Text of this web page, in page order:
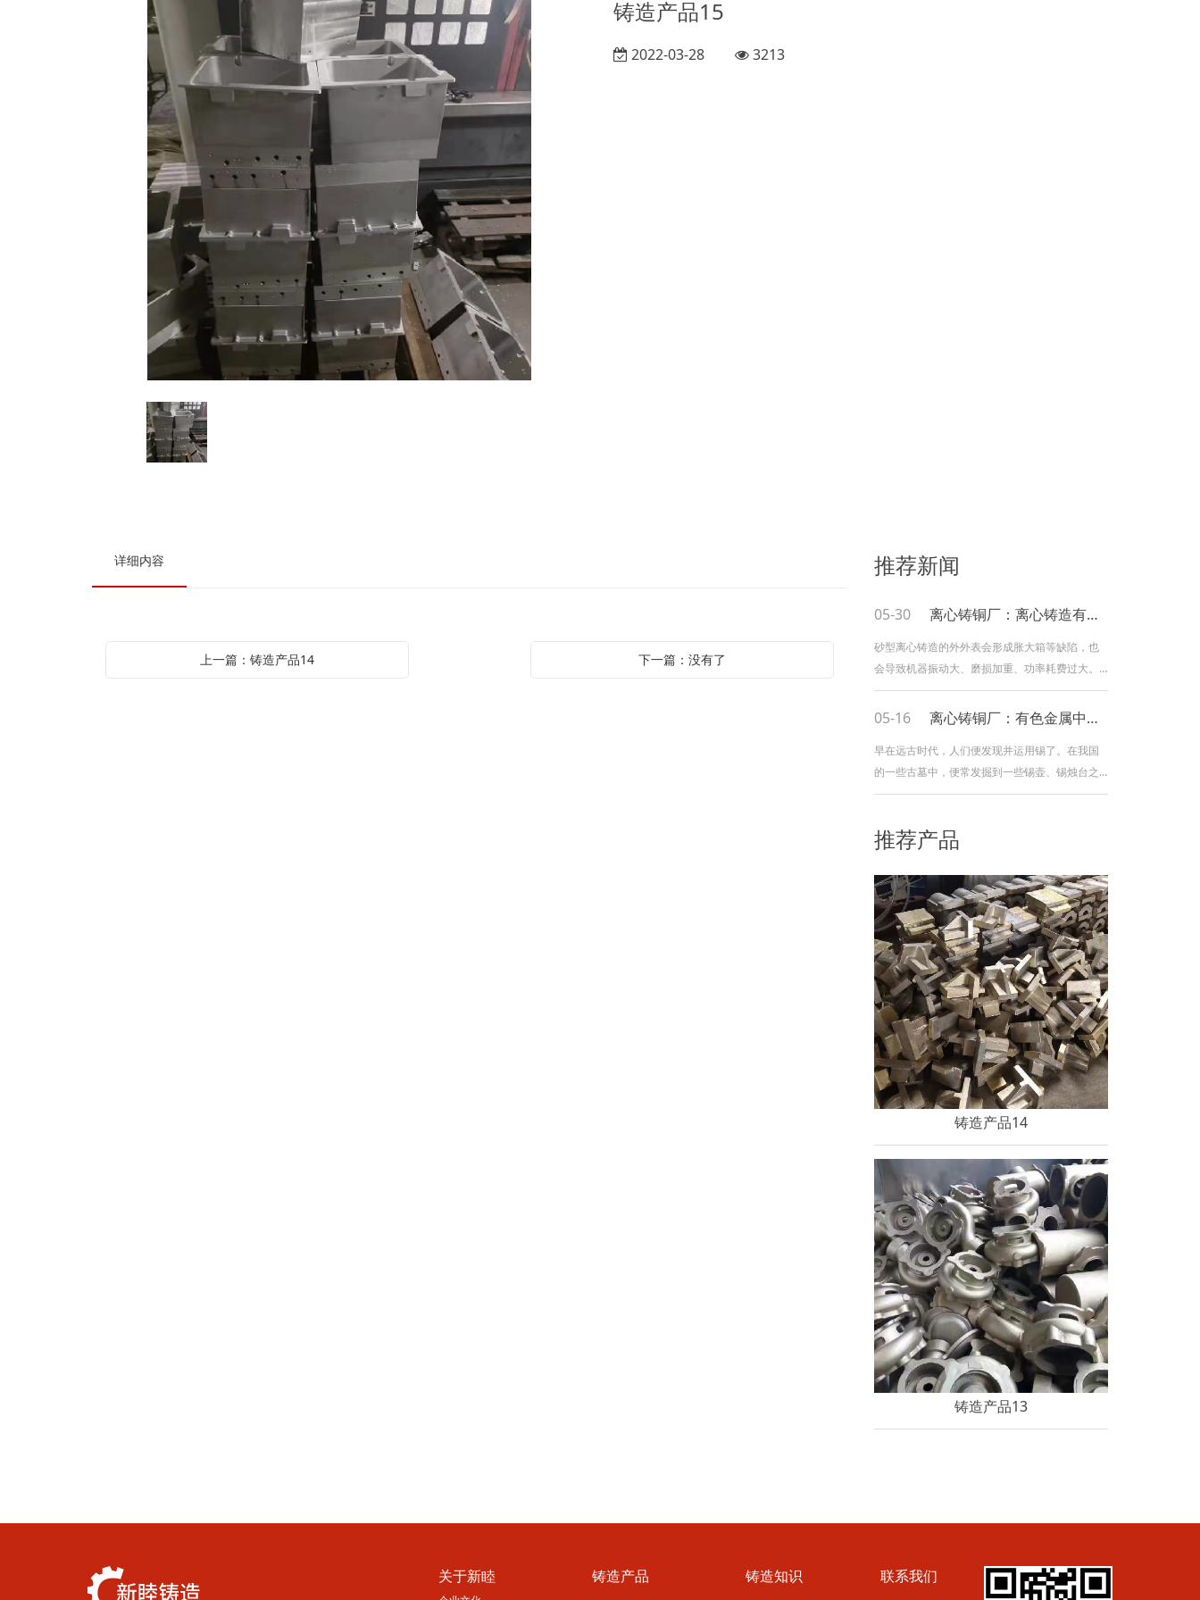
铸造产品15
2022-03-28 3213
详细内容
上一篇：铸造产品14 下一篇：没有了
推荐新闻
05-30 离心铸铜厂：离心铸造有哪些缺陷
砂型离心铸造的外外表会形成胀大箱等缺陷，也
会导致机器振动大、磨损加重、功率耗费过大。
因而，结晶器速度的挑选原则应是在保证铸件质
量的前提下挑选一个较小的值。浇注体系在离心
与其相连的浇注槽，有时包括模具中的浇口。规
划浇注体系时，应注意以下原则：浇注长、大直
径
05-16 离心铸铜厂：有色金属中的锡与其伴生物
早在远古时代，人们便发现并运用锡了。在我国
的一些古墓中，便常发掘到一些锡壶、锡烛台之
类锡器。从古至今，锡的运用一直受到关注，不
说说锡的详细信息。锡是大名鼎鼎的“五金”——
便发现并运用锡了。在我国的一些古墓中，
推荐产品
铸造产品14
铸造产品13
关于新睦 铸造产品 铸造知识 联系我们